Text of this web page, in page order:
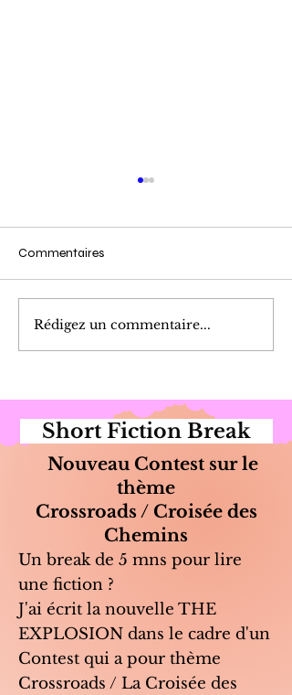
Cueillette du Matin
Commentaires
Rédigez un commentaire...
Short Fiction Break
Nouveau Contest sur le
thème
Crossroads / Croisée des
Chemins
Un break de 5 mns pour lire
une fiction ?
J'ai écrit la nouvelle THE
EXPLOSION dans le cadre d'un
Contest qui a pour thème
Crossroads / La Croisée des